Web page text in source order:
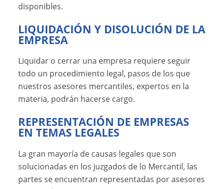
disponibles.
LIQUIDACIÓN Y DISOLUCIÓN DE LA
EMPRESA
Liquidar o cerrar una empresa requiere seguir
todo un procedimiento legal, pasos de los que
nuestros asesores mercantiles, expertos en la
materia, podrán hacerse cargo.
REPRESENTACIÓN DE EMPRESAS
EN TEMAS LEGALES
La gran mayoría de causas legales que son
solucionadas en los juzgados de lo Mercantil, las
partes se encuentran representadas por asesores